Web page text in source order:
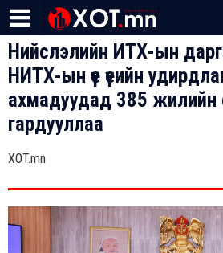
Нийслэлийн ИТХ-ын
НИТХ-ын үе үеийн
ахмадуудад 385 жилийн
гардууллаа
XOT.mn